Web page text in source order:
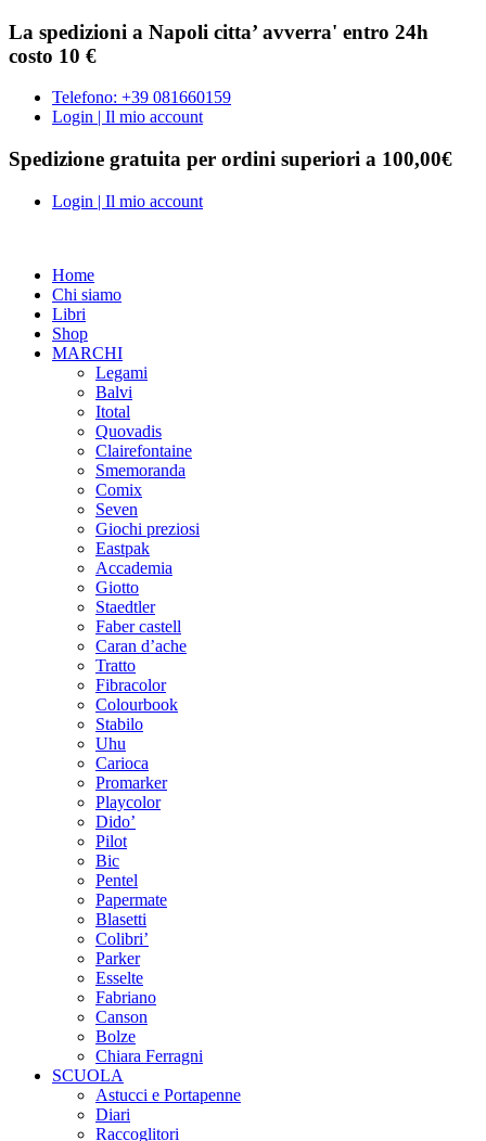
La spedizioni a Napoli citta’ avverra' entro 24h
costo 10 €
Telefono: +39 081660159
Login | Il mio account
Spedizione gratuita per ordini superiori a 100,00€
Login | Il mio account
Home
Chi siamo
Libri
Shop
MARCHI
Legami
Balvi
Itotal
Quovadis
Clairefontaine
Smemoranda
Comix
Seven
Giochi preziosi
Eastpak
Accademia
Giotto
Staedtler
Faber castell
Caran d’ache
Tratto
Fibracolor
Colourbook
Stabilo
Uhu
Carioca
Promarker
Playcolor
Dido’
Pilot
Bic
Pentel
Papermate
Blasetti
Colibri’
Parker
Esselte
Fabriano
Canson
Bolze
Chiara Ferragni
SCUOLA
Astucci e Portapenne
Diari
Raccoglitori